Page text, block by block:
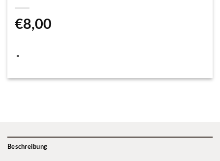
€8,00
Beschreibung